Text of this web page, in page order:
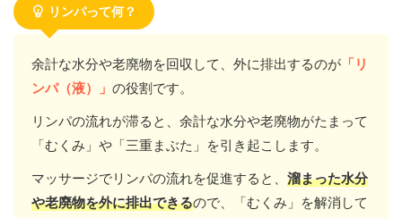
リンパって何？
余計な水分や老廃物を回収して、外に排出するのが 「リ
ンパ（液）」 の役割です。
リンパの流れが滞ると、余計な水分や老廃物がたまって
「むくみ」や「三重まぶた」を引き起こします。
マッサージでリンパの流れを促進すると、 溜まった水分
や老廃物を外に排出できるので、「むくみ」を解消して